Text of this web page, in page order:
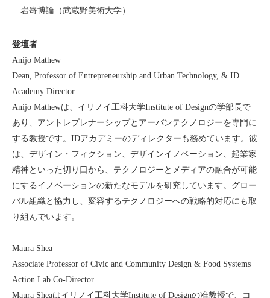
岩嵜博論（武蔵野美術大学）
登壇者
Anijo Mathew
Dean, Professor of Entrepreneurship and Urban Technology, & ID
Academy Director
Anijo Mathewは、イリノイ工科大学Institute of Designの学部長で
あり、アントレプレナーシップとアーバンテクノロジーを専門に
する教授です。IDアカデミーのディレクターも務めています。彼
は、デザイン・フィクション、デザインイノベーション、起業家
精神といった切り口から、テクノロジーとメディアの融合が可能
にするイノベーションの新たなモデルを研究しています。グロー
バル組織と協力し、変容するテクノロジーへの戦略的対応にも取
り組んでいます。
Maura Shea
Associate Professor of Civic and Community Design & Food Systems
Action Lab Co-Director
Maura Sheaはイリノイ工科大学Institute of Designの准教授で、コ